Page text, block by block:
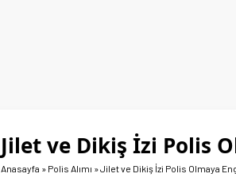
Jilet ve Dikiş İzi Polis
Anasayfa » Polis Alımı »Jilet ve Dikiş İzi Polis Olmaya